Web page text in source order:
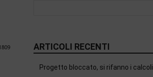
ARTICOLI RECENTI
Progetto bloccato, si rifanno i calcoli